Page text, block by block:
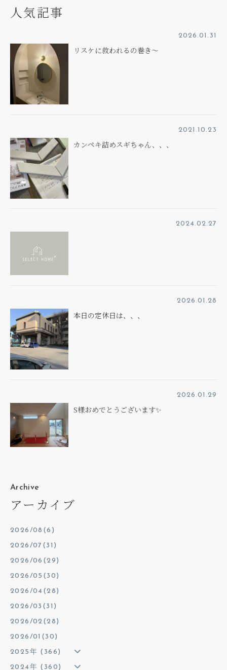
人気記事
2026.01.31
リスケに救われるの巻き～
2021.10.23
カンペキ詰めスギちゃん、、、
2024.02.27
2026.01.28
本日の定休日は、、、
2026.01.29
S様おめでとうございます✨
Archive
アーカイブ
2026/08(6)
2026/07(31)
2026/06(29)
2026/05(30)
2026/04(28)
2026/03(31)
2026/02(28)
2026/01(30)
2025年 (366)
2024年 (360)